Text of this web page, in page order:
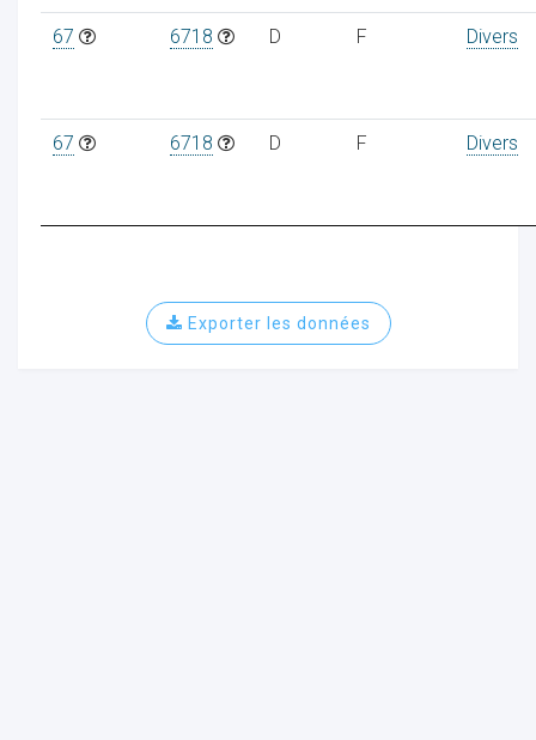
67 6718 D F Divers
67 6718 D F Divers
Exporter les données